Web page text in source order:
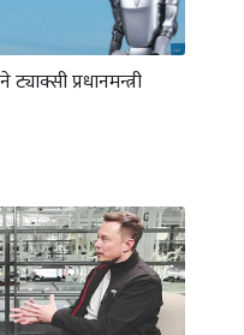
प्रधानमन्त्री